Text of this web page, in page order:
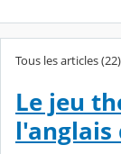
Tous les articles (22)
Le jeu